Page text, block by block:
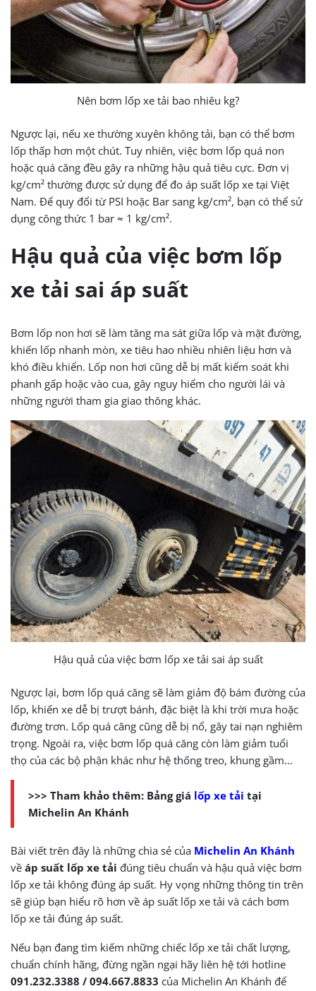
Nên bơm lốp xe tải bao nhiêu kg?
Ngược lại, nếu xe thường xuyên không tải, bạn có thể bơm
lốp thấp hơn một chút. Tuy nhiên, việc bơm lốp quá non
hoặc quá căng đều gây ra những hậu quả tiêu cực. Đơn vị
kg/cm² thường được sử dụng để đo áp suất lốp xe tại Việt
Nam. Để quy đổi từ PSI hoặc Bar sang kg/cm², bạn có thể sử
dụng công thức 1 bar ≈ 1 kg/cm².
Hậu quả của việc bơm lốp
xe tải sai áp suất
Bơm lốp non hơi sẽ làm tăng ma sát giữa lốp và mặt đường,
khiến lốp nhanh mòn, xe tiêu hao nhiều nhiên liệu hơn và
khó điều khiển. Lốp non hơi cũng dễ bị mất kiểm soát khi
phanh gấp hoặc vào cua, gây nguy hiểm cho người lái và
những người tham gia giao thông khác.
Hậu quả của việc bơm lốp xe tải sai áp suất
Ngược lại, bơm lốp quá căng sẽ làm giảm độ bám đường của
lốp, khiến xe dễ bị trượt bánh, đặc biệt là khi trời mưa hoặc
đường trơn. Lốp quá căng cũng dễ bị nổ, gây tai nạn nghiêm
trọng. Ngoài ra, việc bơm lốp quá căng còn làm giảm tuổi
thọ của các bộ phận khác như hệ thống treo, khung gầm…
>>> Tham khảo thêm: Bảng giá lốp xe tải tại
Michelin An Khánh
Bài viết trên đây là những chia sẻ của Michelin An Khánh
về áp suất lốp xe tải đúng tiêu chuẩn và hậu quả việc bơm
lốp xe tải không đúng áp suất. Hy vọng những thông tin trên
sẽ giúp bạn hiểu rõ hơn về áp suất lốp xe tải và cách bơm
lốp xe tải đúng áp suất.
Nếu bạn đang tìm kiếm những chiếc lốp xe tải chất lượng,
chuẩn chính hãng, đừng ngần ngại hãy liên hệ tới hotline
091.232.3388 / 094.667.8833 của Michelin An Khánh để